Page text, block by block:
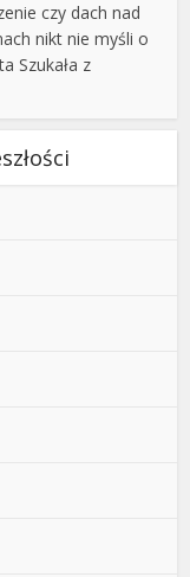
czy dach nad
nikt nie myśli o
Szukała z